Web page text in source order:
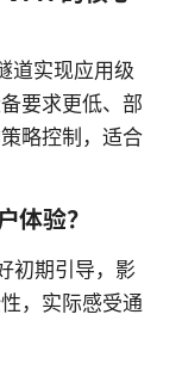
道实现应用级
要求更低、部
略控制，适合
体验？
初期引导，影
，实际感受通